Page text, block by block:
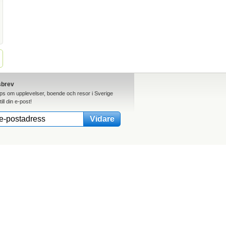
om upplevelser, boende och resor i Sverige
din e-post!